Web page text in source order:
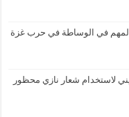
المهم في الوساطة في حرب غزة
لاستخدام شعار نازي محظور